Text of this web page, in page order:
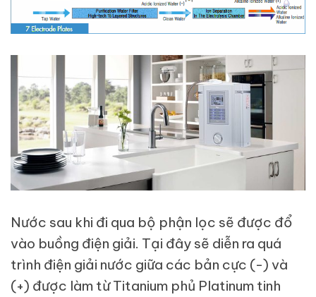
Nước sau khi đi qua bộ phận lọc sẽ được đổ
vào buồng điện giải. Tại đây sẽ diễn ra quá
trình điện giải nước giữa các bản cực (-) và
(+) được làm từ Titanium phủ Platinum tinh